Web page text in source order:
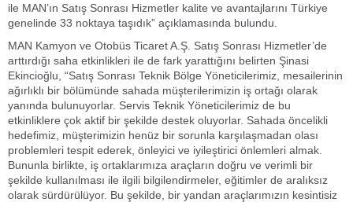
ile MAN’ın Satış Sonrası Hizmetler kalite ve avantajlarını Türkiye
genelinde 33 noktaya taşıdık” açıklamasında bulundu.
MAN Kamyon ve Otobüs Ticaret A.Ş. Satış Sonrası Hizmetler’de
arttırdığı saha etkinlikleri ile de fark yarattığını belirten Şinasi
Ekincioğlu, “Satış Sonrası Teknik Bölge Yöneticilerimiz, mesailerinin
ağırlıklı bir bölümünde sahada müşterilerimizin iş ortağı olarak
yanında bulunuyorlar. Servis Teknik Yöneticilerimiz de bu
etkinliklere çok aktif bir şekilde destek oluyorlar. Sahada öncelikli
hedefimiz, müşterimizin henüz bir sorunla karşılaşmadan olası
problemleri tespit ederek, önleyici ve iyileştirici önlemleri almak.
Bununla birlikte, iş ortaklarımıza araçların doğru ve verimli bir
şekilde kullanılması ile ilgili bilgilendirmeler, eğitimler de aralıksız
olarak sürdürülüyor. Bu şekilde, bir yandan araçlarımızın kesintisiz